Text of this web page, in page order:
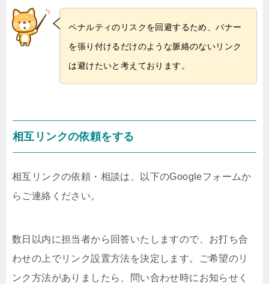
ペナルティのリスクを回避するため、バナー
を張り付けるだけのような脈絡のないリンク
は避けたいと考えております。
相互リンクの依頼をする
相互リンクの依頼・相談は、以下のGoogleフォームか
らご連絡ください。
数日以内に担当者から回答いたしますので、お打ち合
わせの上でリンク設置方法を決定します。ご希望のリ
ンク方法がありましたら、問い合わせ時にお知らせく